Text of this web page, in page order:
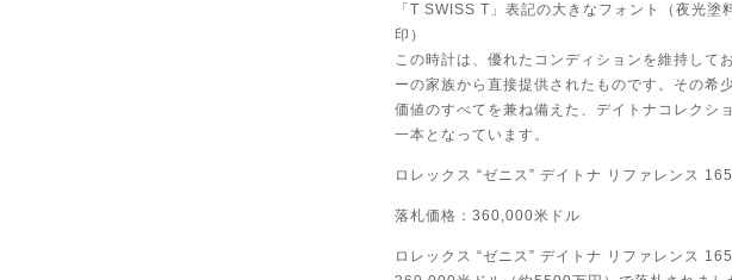
「T SWISS T」表記の大きなフォント（夜光塗
印）
この時計は、優れたコンディションを維持して
ーの家族から直接提供されたものです。その希
価値のすべてを兼ね備えた、デイトナコレクシ
一本となっています。
ロレックス “ゼニス” デイトナ リファレンス
落札価格：360,000米ドル
ロレックス “ゼニス” デイトナ リファレンス